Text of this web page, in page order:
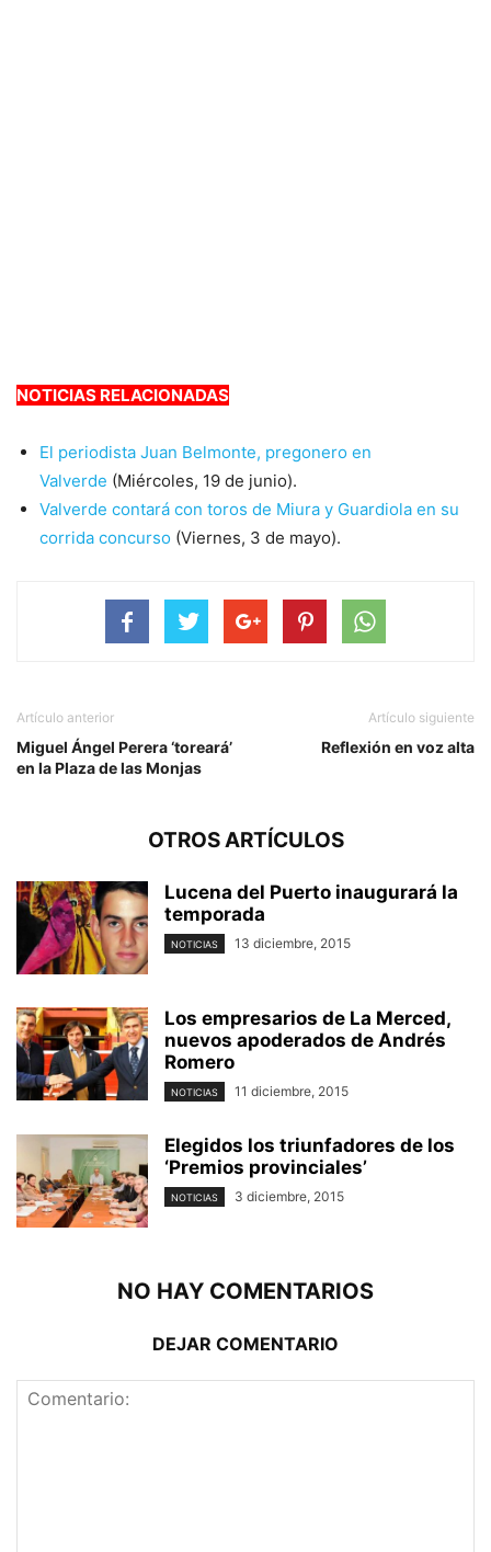
NOTICIAS RELACIONADAS
El periodista Juan Belmonte, pregonero en
Valverde (Miércoles, 19 de junio).
Valverde contará con toros de Miura y Guardiola en su
corrida concurso (Viernes, 3 de mayo).
Artículo anterior
Miguel Ángel Perera ‘toreará’
en la Plaza de las Monjas
Artículo siguiente
Reflexión en voz alta
OTROS ARTÍCULOS
Lucena del Puerto inaugurará la
temporada
NOTICIAS 13 diciembre, 2015
Los empresarios de La Merced,
nuevos apoderados de Andrés
Romero
NOTICIAS 11 diciembre, 2015
Elegidos los triunfadores de los
‘Premios provinciales’
NOTICIAS 3 diciembre, 2015
NO HAY COMENTARIOS
DEJAR COMENTARIO